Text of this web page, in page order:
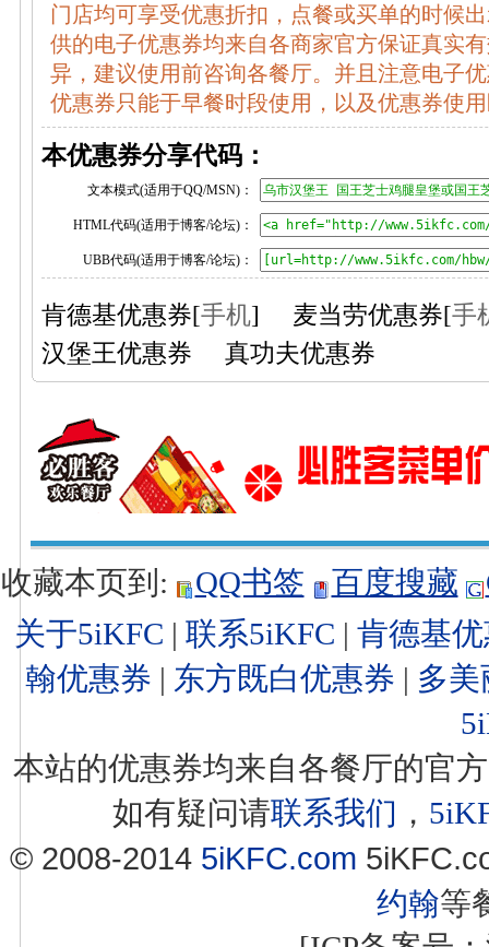
门店均可享受优惠折扣，点餐或买单的时候
供的电子优惠券均来自各商家官方保证真实
异，建议使用前咨询各餐厅。并且注意电子
优惠券只能于早餐时段使用，以及优惠券使
本优惠券分享代码：
文本模式(适用于QQ/MSN)：
HTML代码(适用于博客/论坛)：
UBB代码(适用于博客/论坛)：
肯德基优惠券[手机] 麦当劳优惠券[手
汉堡王优惠券
真功夫优惠券
收藏本页到: QQ书签 百度搜藏
关于5iKFC | 联系5iKFC | 肯德基
翰优惠券 | 东方既白优惠券 | 多
本站的优惠券均来自各餐厅的官
如有疑问请联系我们 ，
© 2008-2014 5iKFC.com
约翰等